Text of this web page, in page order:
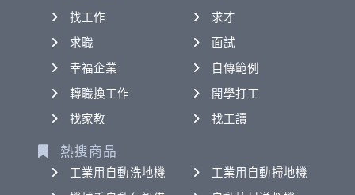
找工作
求才
求職
面試
幸福企業
自傳範例
轉職換工作
開學打工
找家教
找工讀
熱搜商品
工業用自動洗地機
工業用自動掃地機